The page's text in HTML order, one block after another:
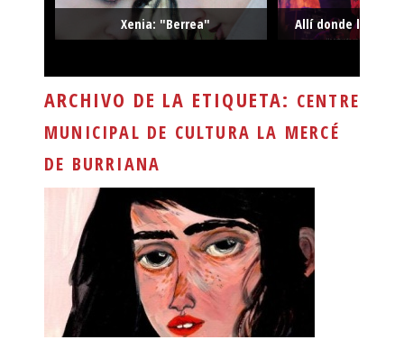
Xenia: "Berrea" Allí donde la
ARCHIVO DE LA ETIQUETA: CENTRE
MUNICIPAL DE CULTURA LA MERCÉ
DE BURRIANA